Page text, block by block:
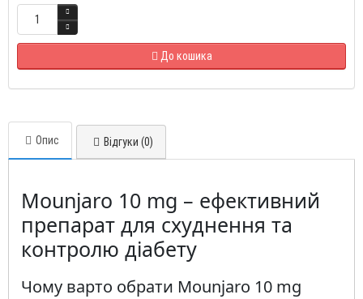
До кошика
Опис Відгуки (0)
Mounjaro 10 mg – ефективний
препарат для схуднення та
контролю діабету
Чому варто обрати Mounjaro 10 mg